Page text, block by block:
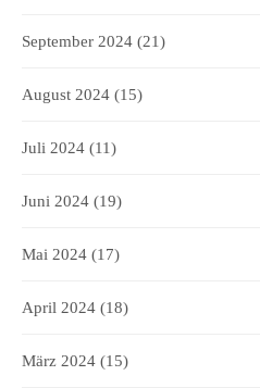
September 2024 (21)
August 2024 (15)
Juli 2024 (11)
Juni 2024 (19)
Mai 2024 (17)
April 2024 (18)
März 2024 (15)